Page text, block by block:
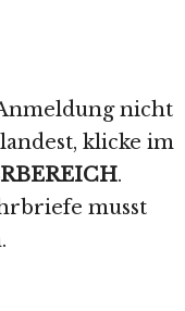
nicht
klicke im
.
musst